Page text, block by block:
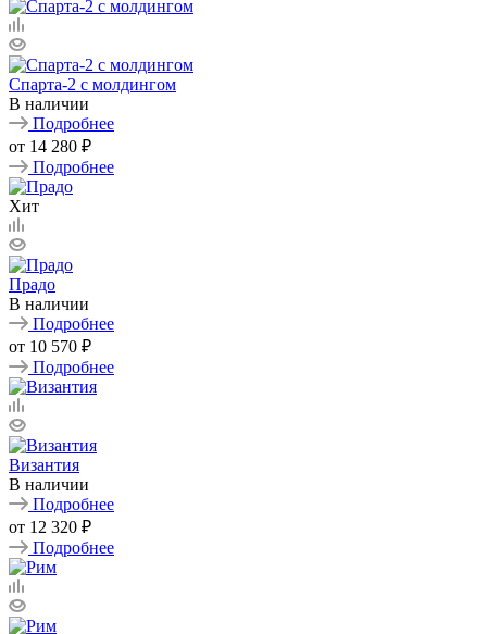
Спарта-2 с молдингом
В наличии
Подробнее
от 14 280 ₽
Подробнее
Хит
Прадо
В наличии
Подробнее
от 10 570 ₽
Подробнее
Византия
В наличии
Подробнее
от 12 320 ₽
Подробнее